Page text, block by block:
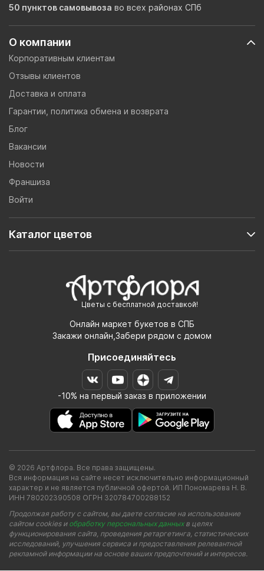
Цветы с бесплатной доставкой!
Онлайн маркет букетов в СПБ
Закажи онлайн,Забери рядом с домом
Присоединяйтесь
-10% на первый заказ в приложении
О компании
Корпоративным клиентам
Отзывы клиентов
Доставка и оплата
Гарантии, политика обмена и возврата
Блог
Вакансии
Новости
Франшиза
Войти
Каталог цветов
50 пунктов самовывоза во всех районах СПб
© 2026 Артфлора. Все права защищены.
Вся информация на сайте несет исключительно информационный
характер и не является публичной офертой. ИП Пономарева Н. В.
ИНН 780202390508 ОГРН 320784700288152
Продолжая работу с сайтом, вы даете согласие на использование
сайтом cookies и обработку персональных данныхв целях
функционирования сайта, проведения ретаргетинга, статистических
исследований, улучшения сервиса и предоставления релевантной
рекламной информации на основе ваших предпочтений и интересов.